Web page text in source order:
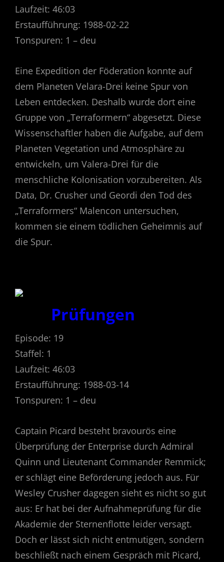
Laufzeit: 46:03
Erstaufführung: 1988-02-22
Tonspuren: 1 – deu
Eine Expedition der Föderation konnte auf
dem Planeten Velara-Drei keine Spur von
Leben entdecken. Deshalb wurde dort eine
Gruppe von „Terraformern“ abgesetzt. Diese
Wissenschaftler haben die Aufgabe, auf dem
Planeten Vegetation und Atmosphäre zu
entwickeln, um Valera-Drei für die
menschliche Kolonisation vorzubereiten. Als
Data, Dr. Crusher und Geordi den Tod des
„Terraformers“ Malencon untersuchen,
kommen sie einem tödlichen Geheimnis auf
die Spur.
Prüfungen
Episode: 19
Staffel: 1
Laufzeit: 46:03
Erstaufführung: 1988-03-14
Tonspuren: 1 – deu
Captain Picard besteht bravourös eine
Überprüfung der Enterprise durch Admiral
Quinn und Lieutenant Commander Remmick;
er schlägt eine Beförderung jedoch aus. Für
Wesley Crusher dagegen sieht es nicht so gut
aus: Er hat bei der Aufnahmeprüfung für die
Akademie der Sternenflotte leider versagt.
Doch er lässt sich nicht entmutigen, sondern
beschließt nach einem Gespräch mit Picard,